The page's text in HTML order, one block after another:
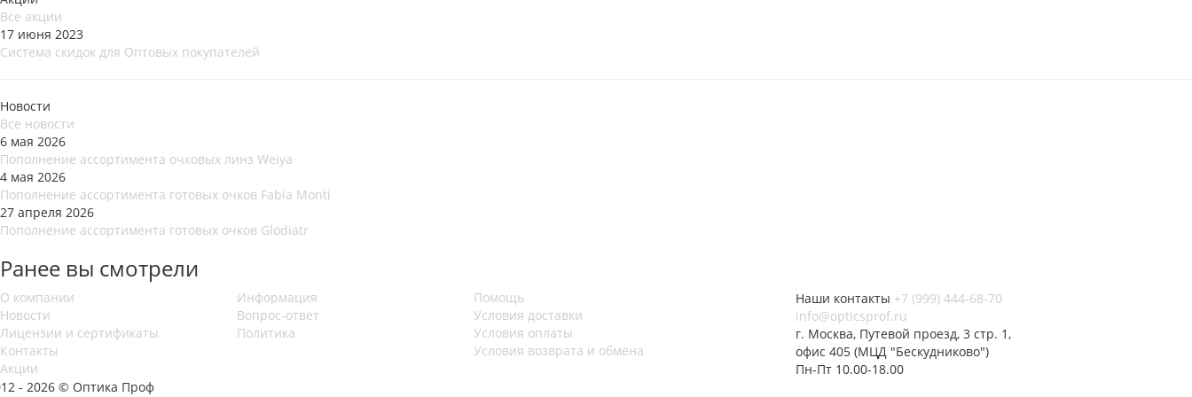
Все акции
17 июня 2023
Система скидок для Оптовых покупателей
Новости
Все новости
6 мая 2026
Пополнение ассортимента очковых линз Weiya
4 мая 2026
Пополнение ассортимента готовых очков Fabia Monti
27 апреля 2026
Пополнение ассортимента готовых очков Glodiatr
Ранее вы смотрели
О компании
Новости
Лицензии и сертификаты
Контакты
Акции
Информация
Вопрос-ответ
Политика
Помощь
Условия доставки
Условия оплаты
Условия возврата и обмена
Наши контакты +7 (999) 444-68-70
info@opticsprof.ru
г. Москва, Путевой проезд, 3 стр. 1,
офис 405 (МЦД "Бескудниково")
Пн-Пт 10.00-18.00
- 2026 © Оптика Проф